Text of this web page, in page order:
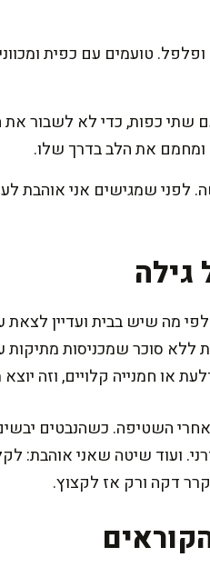
טועמים עם כפית
ומחמם את הלב בדרך שלו.
לפני שמגישים אני אוהבת
שיש בבית ועדיין לצאת
ללא סוכר שמכניסות מתיקות
השטיפה. כשהנבטים
דקה ורק אז לקצוץ.